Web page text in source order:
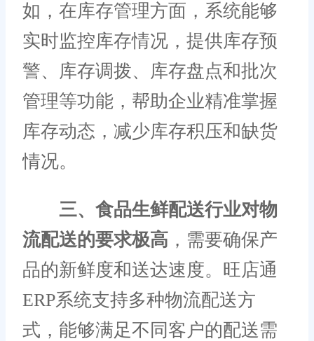
如，在库存管理方面，系统能够
实时监控库存情况，提供库存预
警、库存调拨、库存盘点和批次
管理等功能，帮助企业精准掌握
库存动态，减少库存积压和缺货
情况。
三、食品生鲜配送行业对物
流配送的要求极高 ，需要确保产
品的新鲜度和送达速度。旺店通
ERP系统支持多种物流配送方
式，能够满足不同客户的配送需